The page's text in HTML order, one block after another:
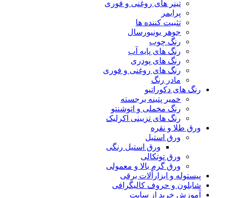
تینر های روغنی و فوری
پرایمر
تثبیت کننده ها
جوهر یونیورسال
رنگ چوب
رنگ‌ های پایه آب
رنگ های پودری
رنگ‌ های روغنی و فوری
مادر رنگ
رنگ های دکوراتیو
خمیر پتینه برجسته
رنگ مخملی و اتوشنتو
رنگ های تزیینی اکرلیک
ورق طلا و نقره
ورق استیل
ورق استیل رنگی
ورق توتکالی
ورق گرم بالا و معمولی
پیستوله و ابزارآلات برقی
شابلون و حروف کالیگرافی
آموزش خرید از سایت